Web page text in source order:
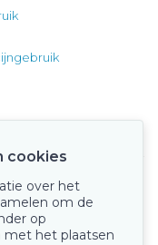
cookies
over het
om de
op
met het plaatsen